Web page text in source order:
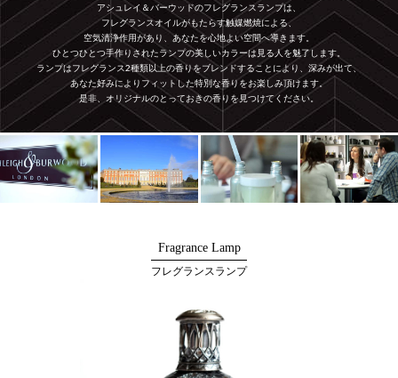
アシュレイ＆バーウッドのフレグランスランプは、
フレグランスオイルがもたらす触媒燃焼による、
空気清浄作用があり、あなたを心地よい空間へ導きます。
ひとつひとつ手作りされたランプの美しいカラーは見る人を魅了します。
ランプはフレグランス2種類以上の香りをブレンドすることにより、深みが出て、
あなた好みによりフィットした特別な香りをお楽しみ頂けます。
是非、オリジナルのとっておきの香りを見つけてください。
Fragrance Lamp
フレグランスランプ